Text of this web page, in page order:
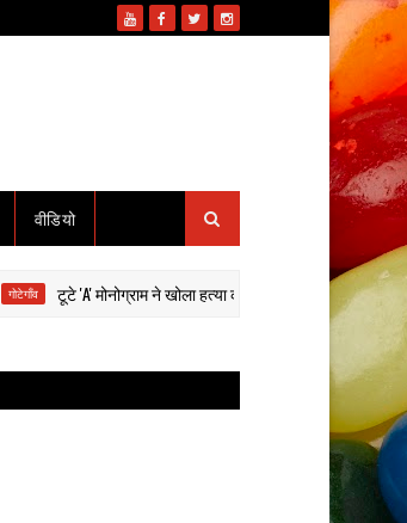
वीडियो
टूटे 'A' मोनोग्राम ने खोला हत्या का राज: हाईवा से कुचलकर सड़क हादसा